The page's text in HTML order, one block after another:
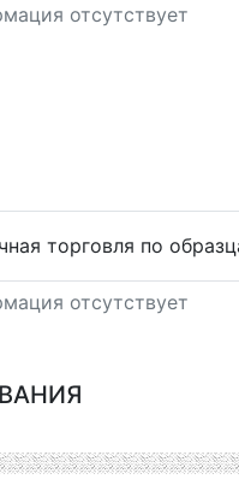
отсутствует
торговля по
отсутствует